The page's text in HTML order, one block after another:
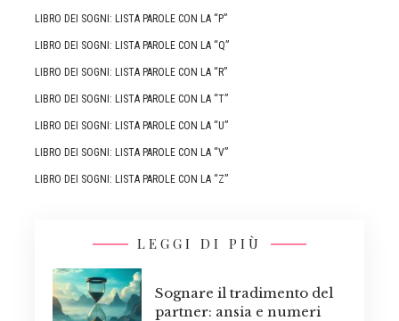
LIBRO DEI SOGNI: LISTA PAROLE CON LA “P”
LIBRO DEI SOGNI: LISTA PAROLE CON LA “Q”
LIBRO DEI SOGNI: LISTA PAROLE CON LA “R”
LIBRO DEI SOGNI: LISTA PAROLE CON LA “T”
LIBRO DEI SOGNI: LISTA PAROLE CON LA “U”
LIBRO DEI SOGNI: LISTA PAROLE CON LA “V”
LIBRO DEI SOGNI: LISTA PAROLE CON LA “Z”
LEGGI DI PIÙ
Sognare il tradimento del
partner: ansia e numeri